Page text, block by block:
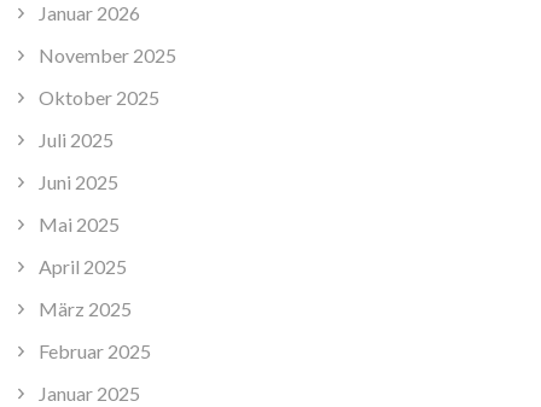
Januar 2026
November 2025
Oktober 2025
Juli 2025
Juni 2025
Mai 2025
April 2025
März 2025
Februar 2025
Januar 2025